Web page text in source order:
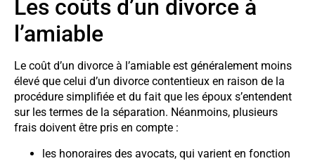
Les coûts d’un divorce à
l’amiable
Le coût d’un divorce à l’amiable est généralement moins
élevé que celui d’un divorce contentieux en raison de la
procédure simplifiée et du fait que les époux s’entendent
sur les termes de la séparation. Néanmoins, plusieurs
frais doivent être pris en compte :
les honoraires des avocats, qui varient en fonction